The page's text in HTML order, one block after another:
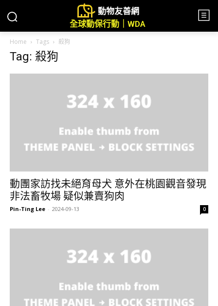
動物友善網
全球動保行動｜WDA
Home Tags 殺狗
Tag: 殺狗
動團家訪找未絕育母犬 意外在桃園觀音發現
非法畜牧場 疑似兼賣狗肉
Pin-Ting Lee - 2024-09-13 0